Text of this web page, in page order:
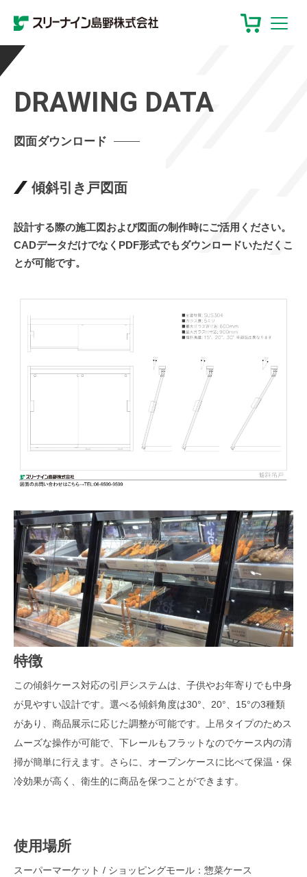
DRAWING DATA
図面ダウンロード
傾斜引き戸図面
設計する際の施工図および図面の制作時にご活用ください。
CADデータだけでなくPDF形式でもダウンロードいただくこ
とが可能です。
特徴
この傾斜ケース対応の引戸システムは、子供やお年寄りでも中身
が見やすい設計です。選べる傾斜角度は30°、20°、15°の3種類
があり、商品展示に応じた調整が可能です。上吊タイプのためス
ムーズな操作が可能で、下レールもフラットなのでケース内の清
掃が簡単に行えます。さらに、オープンケースに比べて保温・保
冷効果が高く、衛生的に商品を保つことができます。
使用場所
スーパーマーケット / ショッピングモール：惣菜ケース